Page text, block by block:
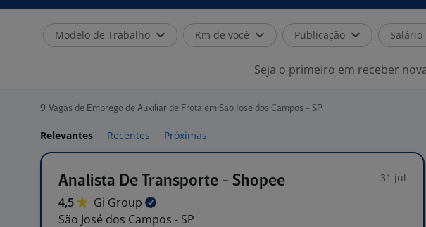
Modelo de Trabalho Km de você Publicação Salário
Seja o primeiro em receber
9 Vagas de Emprego de Auxiliar de Frota em São José dos Campos - SP
Relevantes Recentes Próximas
Analista De Transporte - Shopee 31 jul
4,5 Gi Group
São José dos Campos - SP